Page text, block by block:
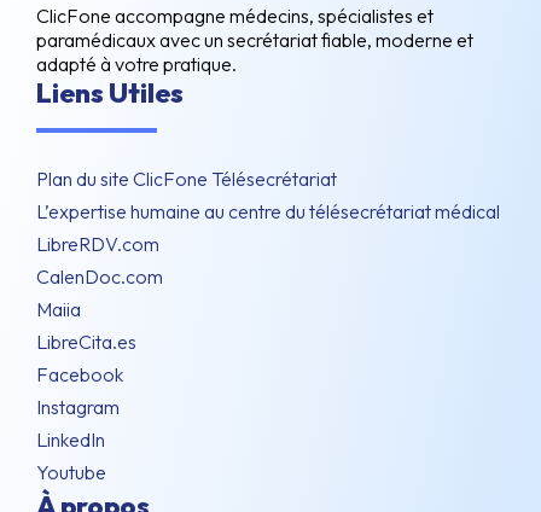
ClicFone accompagne médecins, spécialistes et
paramédicaux avec un secrétariat fiable, moderne et
adapté à votre pratique.
Liens Utiles
Plan du site ClicFone Télésecrétariat
L’expertise humaine au centre du télésecrétariat médical
LibreRDV.com
CalenDoc.com
Maiia
LibreCita.es
Facebook
Instagram
LinkedIn
Youtube